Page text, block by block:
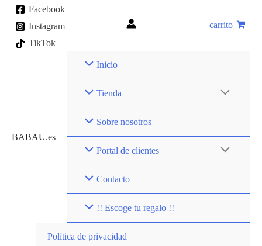
contenido
Facebook
Instagram
TikTok
carrito
BABAU.es
Inicio
Tienda
Sobre nosotros
Portal de clientes
Contacto
!! Escoge tu regalo !!
Política de privacidad